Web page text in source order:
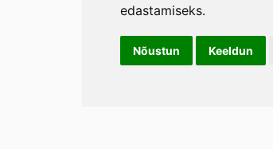
edastamiseks.
Nõustun Keeldun